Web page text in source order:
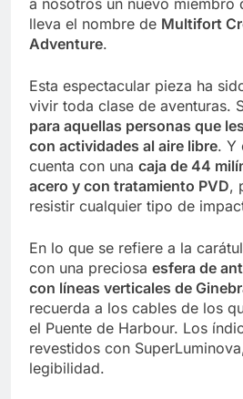
lleva el nombre de Multifort
Adventure.
Esta espectacular pieza ha
vivir toda clase de aventuras.
para aquellas personas que
con actividades al aire libre. Y
cuenta con una caja de 44
acero y con tratamiento PVD,
resistir cualquier tipo de
En lo que se refiere a la
con una preciosa esfera de
con líneas verticales de
recuerda a los cables de los
el Puente de Harbour. Los
revestidos con
legibilidad.